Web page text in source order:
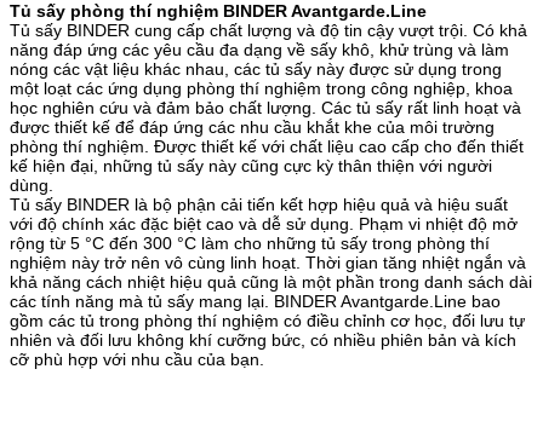
Tủ sấy phòng thí nghiệm BINDER Avantgarde.Line
Tủ sấy BINDER cung cấp chất lượng và độ tin cậy vượt trội. Có khả
năng đáp ứng các yêu cầu đa dạng về sấy khô, khử trùng và làm
nóng các vật liệu khác nhau, các tủ sấy này được sử dụng trong
một loạt các ứng dụng phòng thí nghiệm trong công nghiệp, khoa
học nghiên cứu và đảm bảo chất lượng. Các tủ sấy rất linh hoạt và
được thiết kế để đáp ứng các nhu cầu khắt khe của môi trường
phòng thí nghiệm. Được thiết kế với chất liệu cao cấp cho đến thiết
kế hiện đại, những tủ sấy này cũng cực kỳ thân thiện với người
dùng.
Tủ sấy BINDER là bộ phận cải tiến kết hợp hiệu quả và hiệu suất
với độ chính xác đặc biệt cao và dễ sử dụng. Phạm vi nhiệt độ mở
rộng từ 5 °C đến 300 °C làm cho những tủ sấy trong phòng thí
nghiệm này trở nên vô cùng linh hoạt. Thời gian tăng nhiệt ngắn và
khả năng cách nhiệt hiệu quả cũng là một phần trong danh sách dài
các tính năng mà tủ sấy mang lại. BINDER Avantgarde.Line bao
gồm các tủ trong phòng thí nghiệm có điều chỉnh cơ học, đối lưu tự
nhiên và đối lưu không khí cưỡng bức, có nhiều phiên bản và kích
cỡ phù hợp với nhu cầu của bạn.